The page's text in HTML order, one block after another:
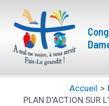
contenu
Accueil
PLAN D’ACTION SUR